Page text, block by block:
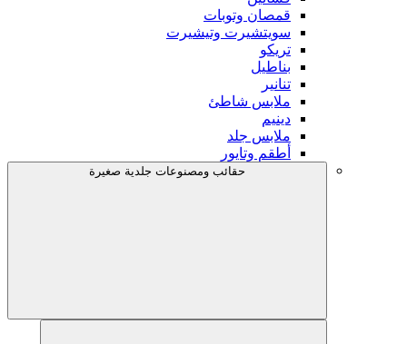
قمصان وتوبات
سويتشيرت وتيشيرت
تريكو
بناطيل
تنانير
ملابس شاطئ
دينيم
ملابس جلد
أطقم وتايور
حقائب ومصنوعات جلدية صغيرة